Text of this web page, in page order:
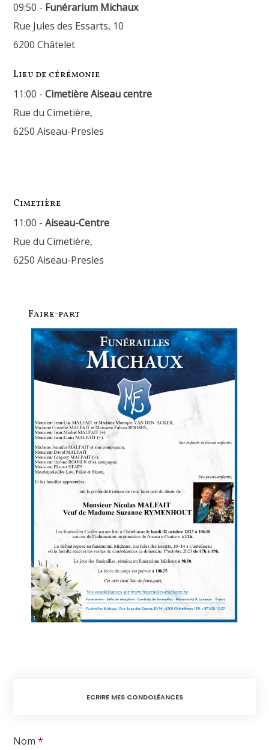
09:50 - Funérarium Michaux
Rue Jules des Essarts, 10
6200 Châtelet
Lieu de cérémonie
11:00 -Cimetière Aiseau centre
Rue du Cimetière,
6250 Aiseau-Presles
Cimetière
11:00 -Aiseau-Centre
Rue du Cimetière,
6250 Aiseau-Presles
Faire-part
ECRIRE MES CONDOLÉANCES
Nom *